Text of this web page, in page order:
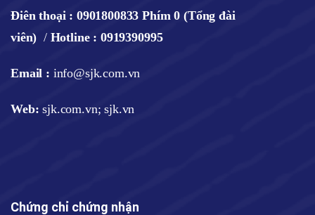
Điên thoại : 0901800833 Phím 0 (Tổng đài
viên) / Hotline : 0919390995
Email : info@sjk.com.vn
Web: sjk.com.vn; sjk.vn
Chứng chỉ chứng nhận